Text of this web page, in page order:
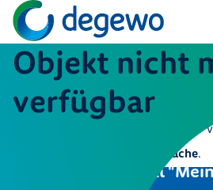
Objekt nicht
verfügbar
Dieses Objekt ist leider nicht mehr
Immobiliensuche.
Serviceportal